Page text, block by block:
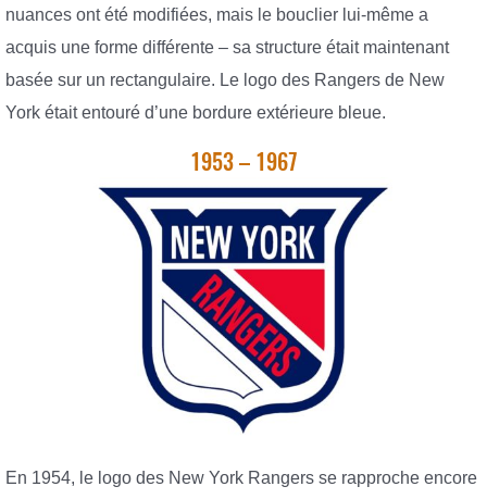
nuances ont été modifiées, mais le bouclier lui-même a
acquis une forme différente – sa structure était maintenant
basée sur un rectangulaire. Le logo des Rangers de New
York était entouré d’une bordure extérieure bleue.
1953 – 1967
En 1954, le logo des New York Rangers se rapproche encore